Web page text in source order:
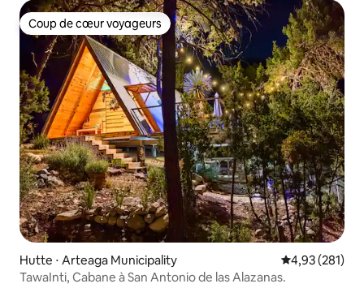
Coup de cœur voyageurs
Coup de cœur voyageurs
Hutte ⋅ Arteaga Municipality Évaluation
4,93 (281)
TawaInti, Cabane à San Antonio de las Alazanas.